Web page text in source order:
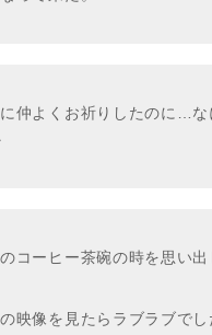
仲よくお祈りしたのに…な
コーヒー茶碗の時を思い出
映像を見たらラブラブで